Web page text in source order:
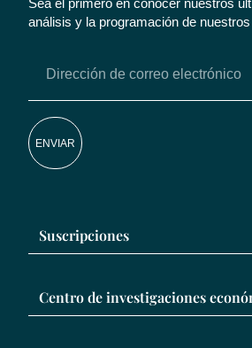
Sea el primero en conocer nuestros
análisis y la programación de
ENVIAR
Suscripciones
Centro de investigaciones